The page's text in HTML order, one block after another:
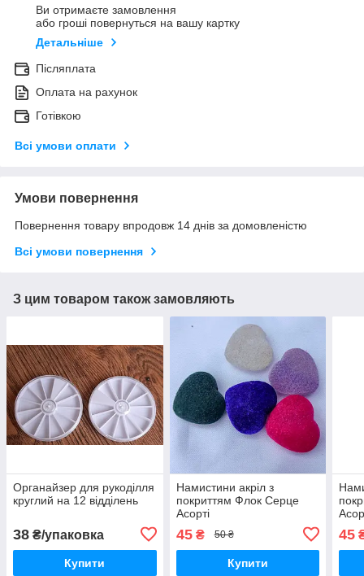
Ви отримаєте замовлення
або гроші повернуться на вашу картку
Детальніше
Післяплата
Оплата на рахунок
Готівкою
Всі умови оплати
Умови повернення
Повернення товару впродовж 14 днів за домовленістю
Всі умови повернення
З цим товаром також замовляють
Органайзер для рукоділля
круглий на 12 відділень
38 ₴/упаковка
Купити
Намистини акріл з
покриттям Флок Серце
Асорті
45₴ 50 ₴
Купити
45